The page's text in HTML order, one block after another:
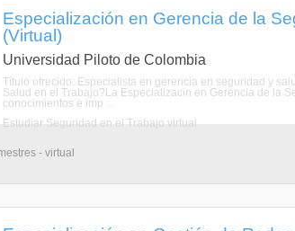
Especialización en Gerencia de la
(Virtual)
Universidad Piloto de Colombia
Título ofrecido: Especialista en gerencia en seguridad y
Salud en el Trabajo?La Especializacin en Gerencia de la
conocimientos e imp ...
Estudiar Seguridad en el Trabajo virtual
- virtual